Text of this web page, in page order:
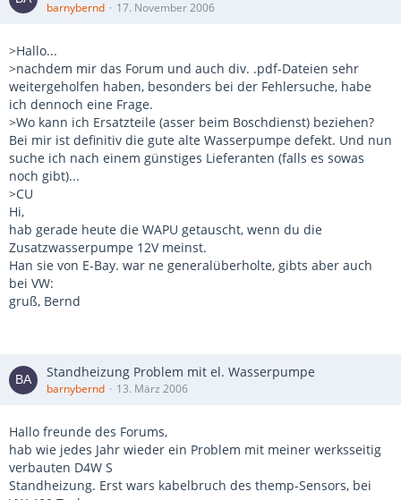
barnybernd 17. November 2006
>Hallo...
>nachdem mir das Forum und auch div. .pdf-Dateien sehr
weitergeholfen haben, besonders bei der Fehlersuche, habe
ich dennoch eine Frage.
>Wo kann ich Ersatzteile (asser beim Boschdienst) beziehen?
Bei mir ist definitiv die gute alte Wasserpumpe defekt. Und nun
suche ich nach einem günstiges Lieferanten (falls es sowas
noch gibt)...
>CU
Hi,
hab gerade heute die WAPU getauscht, wenn du die
Zusatzwasserpumpe 12V meinst.
Han sie von E-Bay. war ne generalüberholte, gibts aber auch
bei VW:
gruß, Bernd
Standheizung Problem mit el. Wasserpumpe
barnybernd 13. März 2006
Hallo freunde des Forums,
hab wie jedes Jahr wieder ein Problem mit meiner werksseitig
verbauten D4W S
Standheizung. Erst wars kabelbruch des themp-Sensors, bei